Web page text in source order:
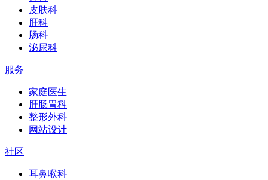
皮肤科
肝科
肠科
泌尿科
服务
家庭医生
肝肠胃科
整形外科
网站设计
社区
耳鼻喉科